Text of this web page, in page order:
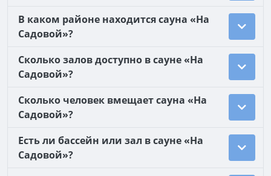
В каком районе находится сауна «На
Садовой»?
Сколько залов доступно в сауне «На
Садовой»?
Сколько человек вмещает сауна «На
Садовой»?
Есть ли бассейн или зал в сауне «На
Садовой»?